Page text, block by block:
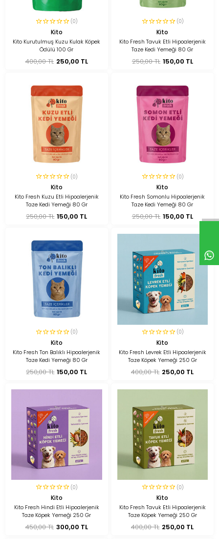
(0)
Kito
Kito Kurutulmuş Kuzu Kulak Köpek
Ödülü 100 Gr
400,00 TL 250,00 TL
(0)
Kito
Kito Fresh Tavuk Etli Hipoalerjenik
Taze Kedi Yemeği 80 Gr
250,00 TL 150,00 TL
(0)
Kito
Kito Fresh Kuzu Etli Hipoalerjenik
Taze Kedi Yemeği 80 Gr
250,00 TL 150,00 TL
(0)
Kito
Kito Fresh Somonlu Hipoalerjenik
Taze Kedi Yemeği 80 Gr
250,00 TL 150,00 TL
(0)
Kito
Kito Fresh Ton Balıklı Hipoalerjenik
Taze Kedi Yemeği 80 Gr
250,00 TL 150,00 TL
(0)
Kito
Kito Fresh Levrek Etli Hipoalerjenik
Taze Köpek Yemeği 250 Gr
400,00 TL 250,00 TL
(0)
Kito
Kito Fresh Hindi Etli Hipoalerjenik
Taze Köpek Yemeği 250 Gr
450,00 TL 300,00 TL
(0)
Kito
Kito Fresh Tavuk Etli Hipoalerjenik
Taze Köpek Yemeği 250 Gr
400,00 TL 250,00 TL